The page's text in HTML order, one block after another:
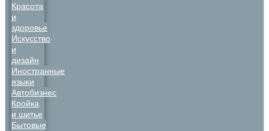
Красота
и
здоровье
Искусство
и
дизайн
Иностранные
языки
Автобизнес
Кройка
и шитье
Бытовые